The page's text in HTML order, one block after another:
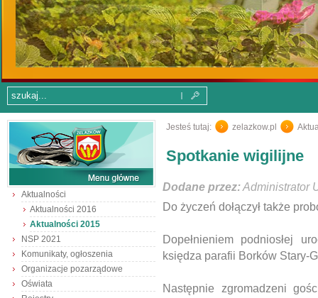
Aktualności
Aktualności 2016
Aktualności 2015
NSP 2021
Komunikaty, ogłoszenia
Organizacje pozarządowe
Oświata
Jesteś tutaj: zelazkow.pl
Spotkanie wigilijne
Dodane przez:Administrator
Do życzeń dołączył także
Dopełnieniem podniosłej
księdza parafii Borków Stary-
Następnie zgromadzeni